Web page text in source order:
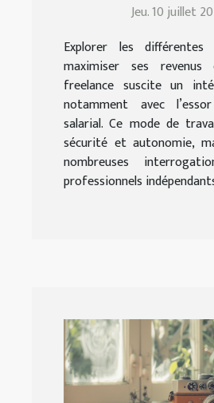
salarial ?Jeu. 10 juillet
Explorer les
maximiser ses
freelance suscite un
notamment avec
salarial. Ce mode de
sécurité et autonomie,
nombreuses
professionnels